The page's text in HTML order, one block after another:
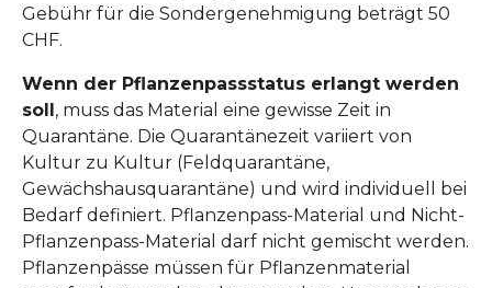
Gebühr für die Sondergenehmigung beträgt 50
CHF.
Wenn der Pflanzenpassstatus erlangt werden
soll , muss das Material eine gewisse Zeit in
Quarantäne. Die Quarantänezeit variiert von
Kultur zu Kultur (Feldquarantäne,
Gewächshausquarantäne) und wird individuell bei
Bedarf definiert. Pflanzenpass-Material und Nicht-
Pflanzenpass-Material darf nicht gemischt werden.
Pflanzenpässe müssen für Pflanzenmaterial